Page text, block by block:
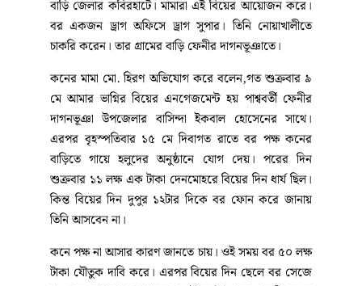
নোয়াখালীর মাইজদীতে বিয়ের আসর থেকে বরসহ দুজনকে
আটক করেছে পুলিশ। তবে পুলিশের দাবি, তাদেরকে আটক
নয়, উদ্ধার করে থানায় নিয়ে আসা হয়েছে। এ সময়
মারামারিতে বর-কনে পক্ষের অন্তত ৫জন আহত হয়েছে।
শুক্রবার (১৬ মে) বিকেলে জেলা শহর মাইজদীর মেহেরান
ডাইন রেস্টুরেন্টে এ ঘটনা ঘটে।
অভিযুক্ত বরের নাম ইকবাল হোসেন (৩৬)। অপরদিকে, কনে
অনার্স পড়ুয়া। কয়েক বছর আগে তার বাবা মারা যায়। তার
বর একজন ড্রাগ অফিসে ড্রাগ সুপার। তিনি নোয়াখালীতে
চাকরি করেন। তার গ্রামের বাড়ি ফেনীর দাগনভূঞাতে।